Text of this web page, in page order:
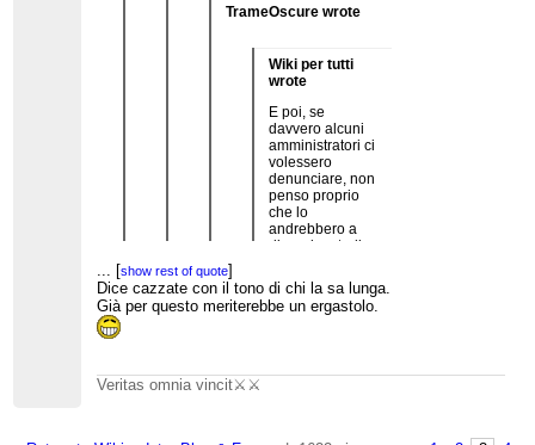
TrameOscure wrote
Wiki per tutti
wrote
E poi, se
davvero alcuni
amministratori ci
volessero
denunciare, non
penso proprio
che lo
andrebbero a
dire ad un troll.
chiesto come
evitare che
Kirk39 e
nostre
... [show rest of quote
Che reato compie TrameOscure secondo te? E per
...[show rest of quote ]
... [show rest of quote]
Dice cazzate con il tono di chi la sa lunga.
Già per questo meriterebbe un ergastolo.
Veritas omnia vincit⚔️⚔️